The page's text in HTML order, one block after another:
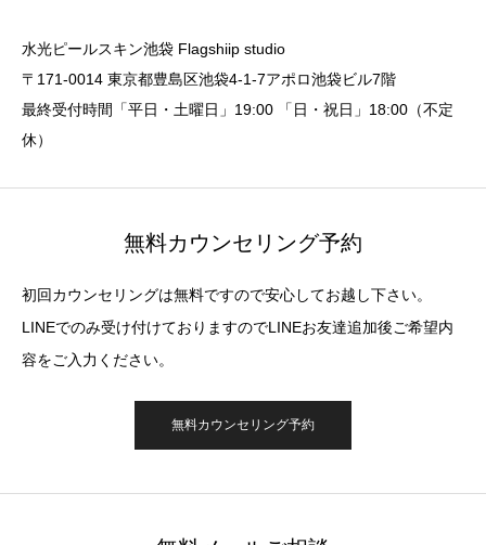
水光ピールスキン池袋 Flagshiip studio
〒171-0014 東京都豊島区池袋4-1-7アポロ池袋ビル7階
最終受付時間「平日・土曜日」19:00 「日・祝日」18:00（不定
休）
無料カウンセリング予約
初回カウンセリングは無料ですので安心してお越し下さい。
LINEでのみ受け付けておりますのでLINEお友達追加後ご希望内
容をご入力ください。
無料カウンセリング予約